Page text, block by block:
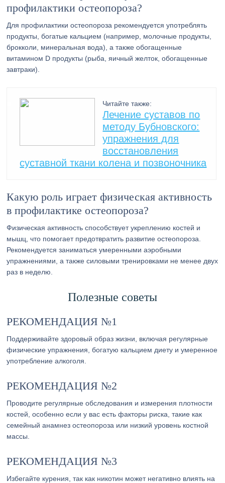
профилактики остеопороза?
Для профилактики остеопороза рекомендуется употреблять
продукты, богатые кальцием (например, молочные продукты,
брокколи, минеральная вода), а также обогащенные
витамином D продукты (рыба, яичный желток, обогащенные
завтраки).
Читайте также:
Лечение суставов по
методу Бубновского:
упражнения для
восстановления
суставной ткани колена и позвоночника
Какую роль играет физическая активность
в профилактике остеопороза?
Физическая активность способствует укреплению костей и
мышц, что помогает предотвратить развитие остеопороза.
Рекомендуется заниматься умеренными аэробными
упражнениями, а также силовыми тренировками не менее двух
раз в неделю.
Полезные советы
РЕКОМЕНДАЦИЯ №1
Поддерживайте здоровый образ жизни, включая регулярные
физические упражнения, богатую кальцием диету и умеренное
употребление алкоголя.
РЕКОМЕНДАЦИЯ №2
Проводите регулярные обследования и измерения плотности
костей, особенно если у вас есть факторы риска, такие как
семейный анамнез остеопороза или низкий уровень костной
массы.
РЕКОМЕНДАЦИЯ №3
Избегайте курения, так как никотин может негативно влиять на